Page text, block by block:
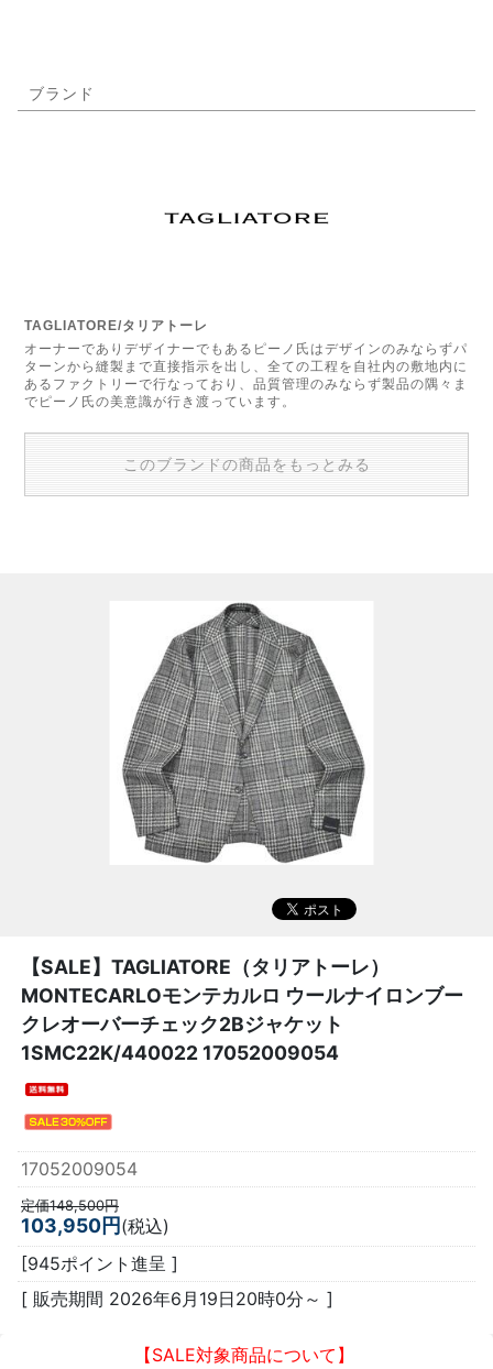
ブランド
TAGLIATORE/タリアトーレ
オーナーでありデザイナーでもあるピーノ氏はデザインのみならずパ
ターンから縫製まで直接指示を出し、全ての工程を自社内の敷地内に
あるファクトリーで行なっており、品質管理のみならず製品の隅々ま
でピーノ氏の美意識が行き渡っています。
このブランドの商品をもっとみる
【SALE】 TAGLIATORE（タリアトーレ）
MONTECARLOモンテカルロ ウールナイロンブー
クレオーバーチェック2Bジャケット
1SMC22K/440022 17052009054
17052009054
定価148,500円
103,950円 (税込)
[945ポイント進呈 ]
[ 販売期間 2026年6月19日20時0分 ～ ]
【SALE対象商品について】